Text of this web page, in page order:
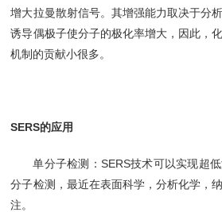
增大拉曼散射信号。其增强能力取决于分
诱导偶极子使分子的极化率增大，因此，
机制的贡献小很多。
SERS的应用
单分子检测：SERS技术可以实现超
分子检测，最近在表面科学，分析化学，
注。